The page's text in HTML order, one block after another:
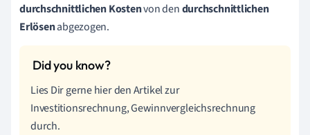
durchschnittlichen Kostenvon dendurchschnittlichen
Erlösenabgezogen.
Lies Dir gerne hier den Artikel zur
Investitionsrechnung, Gewinnvergleichsrechnung
durch.